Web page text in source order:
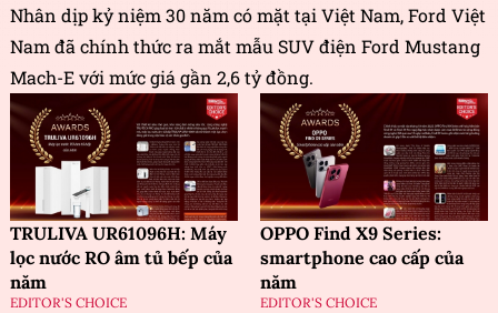
Nhân dịp kỷ niệm 30 năm có mặt tại Việt Nam, Ford Việt
Nam đã chính thức ra mắt mẫu SUV điện Ford Mustang
Mach-E với mức giá gần 2,6 tỷ đồng.
TRULIVA UR61096H: Máy
lọc nước RO âm tủ bếp của
năm
EDITOR'S CHOICE
OPPO Find X9 Series:
smartphone cao cấp của
năm
EDITOR'S CHOICE